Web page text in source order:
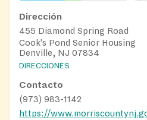
Dirección
455 Diamond Spring Road
Cook's Pond Senior Housing
Denville, NJ 07834
DIRECCIONES
Contacto
(973) 983-1142